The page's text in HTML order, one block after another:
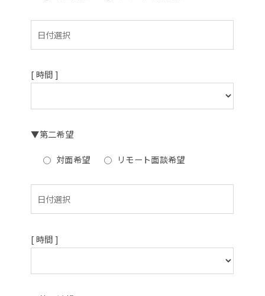
[ 時間 ]
▼第二希望
対面希望 リモート面談希望
[ 時間 ]